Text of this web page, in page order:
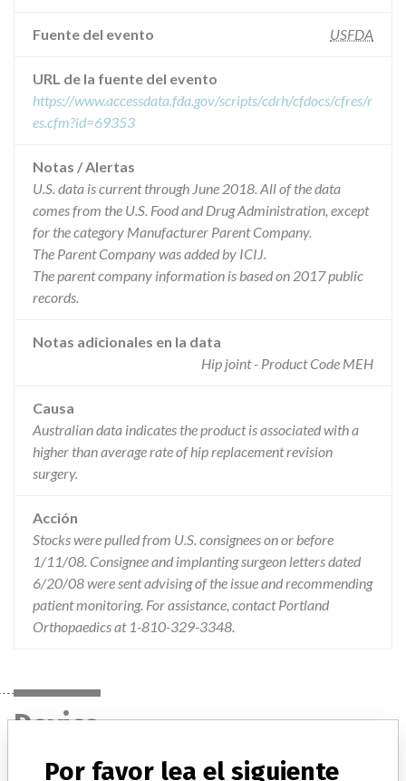
Fuente del evento USFDA
URL de la fuente del evento
https://www.accessdata.fda.gov/scripts/cdrh/cfdocs/cfres/r
es.cfm?id=69353
Notas / Alertas
U.S. data is current through June 2018. All of the data
comes from the U.S. Food and Drug Administration, except
for the category Manufacturer Parent Company.
The Parent Company was added by ICIJ.
The parent company information is based on 2017 public
records.
Notas adicionales en la data
Hip joint - Product Code MEH
Causa
Australian data indicates the product is associated with a
higher than average rate of hip replacement revision
surgery.
Acción
Stocks were pulled from U.S. consignees on or before
1/11/08. Consignee and implanting surgeon letters dated
6/20/08 were sent advising of the issue and recommending
patient monitoring. For assistance, contact Portland
Orthopaedics at 1-810-329-3348.
Device
Por favor lea el siguiente